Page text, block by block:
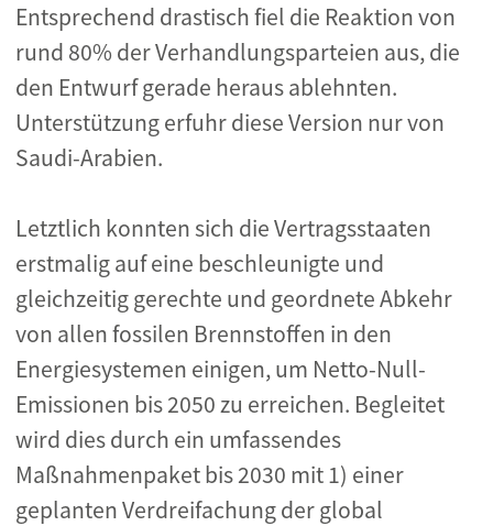
Entsprechend drastisch fiel die Reaktion von
rund 80% der Verhandlungsparteien aus, die
den Entwurf gerade heraus ablehnten.
Unterstützung erfuhr diese Version nur von
Saudi-Arabien.
Letztlich konnten sich die Vertragsstaaten
erstmalig auf eine beschleunigte und
gleichzeitig gerechte und geordnete Abkehr
von allen fossilen Brennstoffen in den
Energiesystemen einigen, um Netto-Null-
Emissionen bis 2050 zu erreichen. Begleitet
wird dies durch ein umfassendes
Maßnahmenpaket bis 2030 mit 1) einer
geplanten Verdreifachung der global